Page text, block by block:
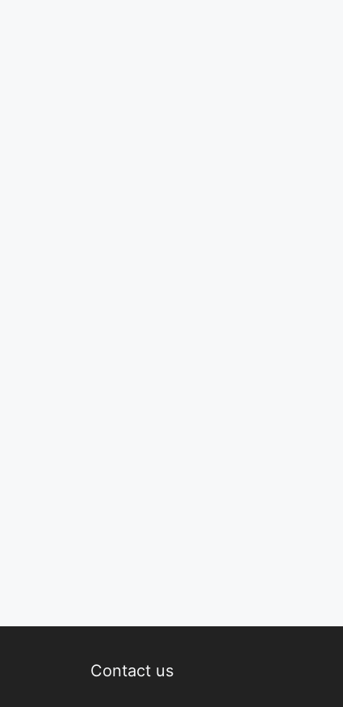
Contact us